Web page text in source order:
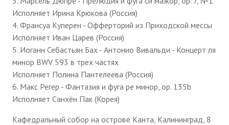
Исполняет Ирина Крюкова (Россия)
4. Франсуа Куперен - Офферторий из Приходской мессы
Исполняет Иван Царев (Россия)
5. Иоганн Себастьян Бах - Антонио Вивальди - Концерт ля
минор BWV 593 в трех частях
Исполняет Полина Пантелеева (Россия)
6. Макс Регер - Фантазия и фуга ре минор, op. 135b
Исполняет Санхён Пак (Корея)
Кафедральный собор на острове Канта, Калининград, 8